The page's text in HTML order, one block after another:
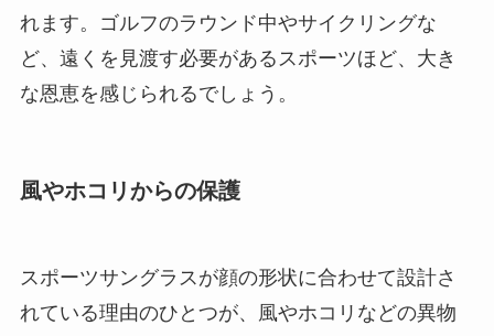
れます。ゴルフのラウンド中やサイクリングな
ど、遠くを見渡す必要があるスポーツほど、大き
な恩恵を感じられるでしょう。
風やホコリからの保護
スポーツサングラスが顔の形状に合わせて設計さ
れている理由のひとつが、風やホコリなどの異物